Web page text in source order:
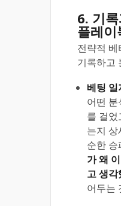
6. 기
플레이
전략적
기록하고
베팅
어떤
를 걸
는지
순한
가 왜
고 생각
어두는